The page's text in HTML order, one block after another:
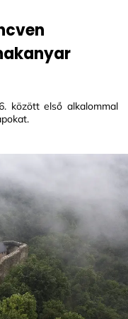
között első alkalommal